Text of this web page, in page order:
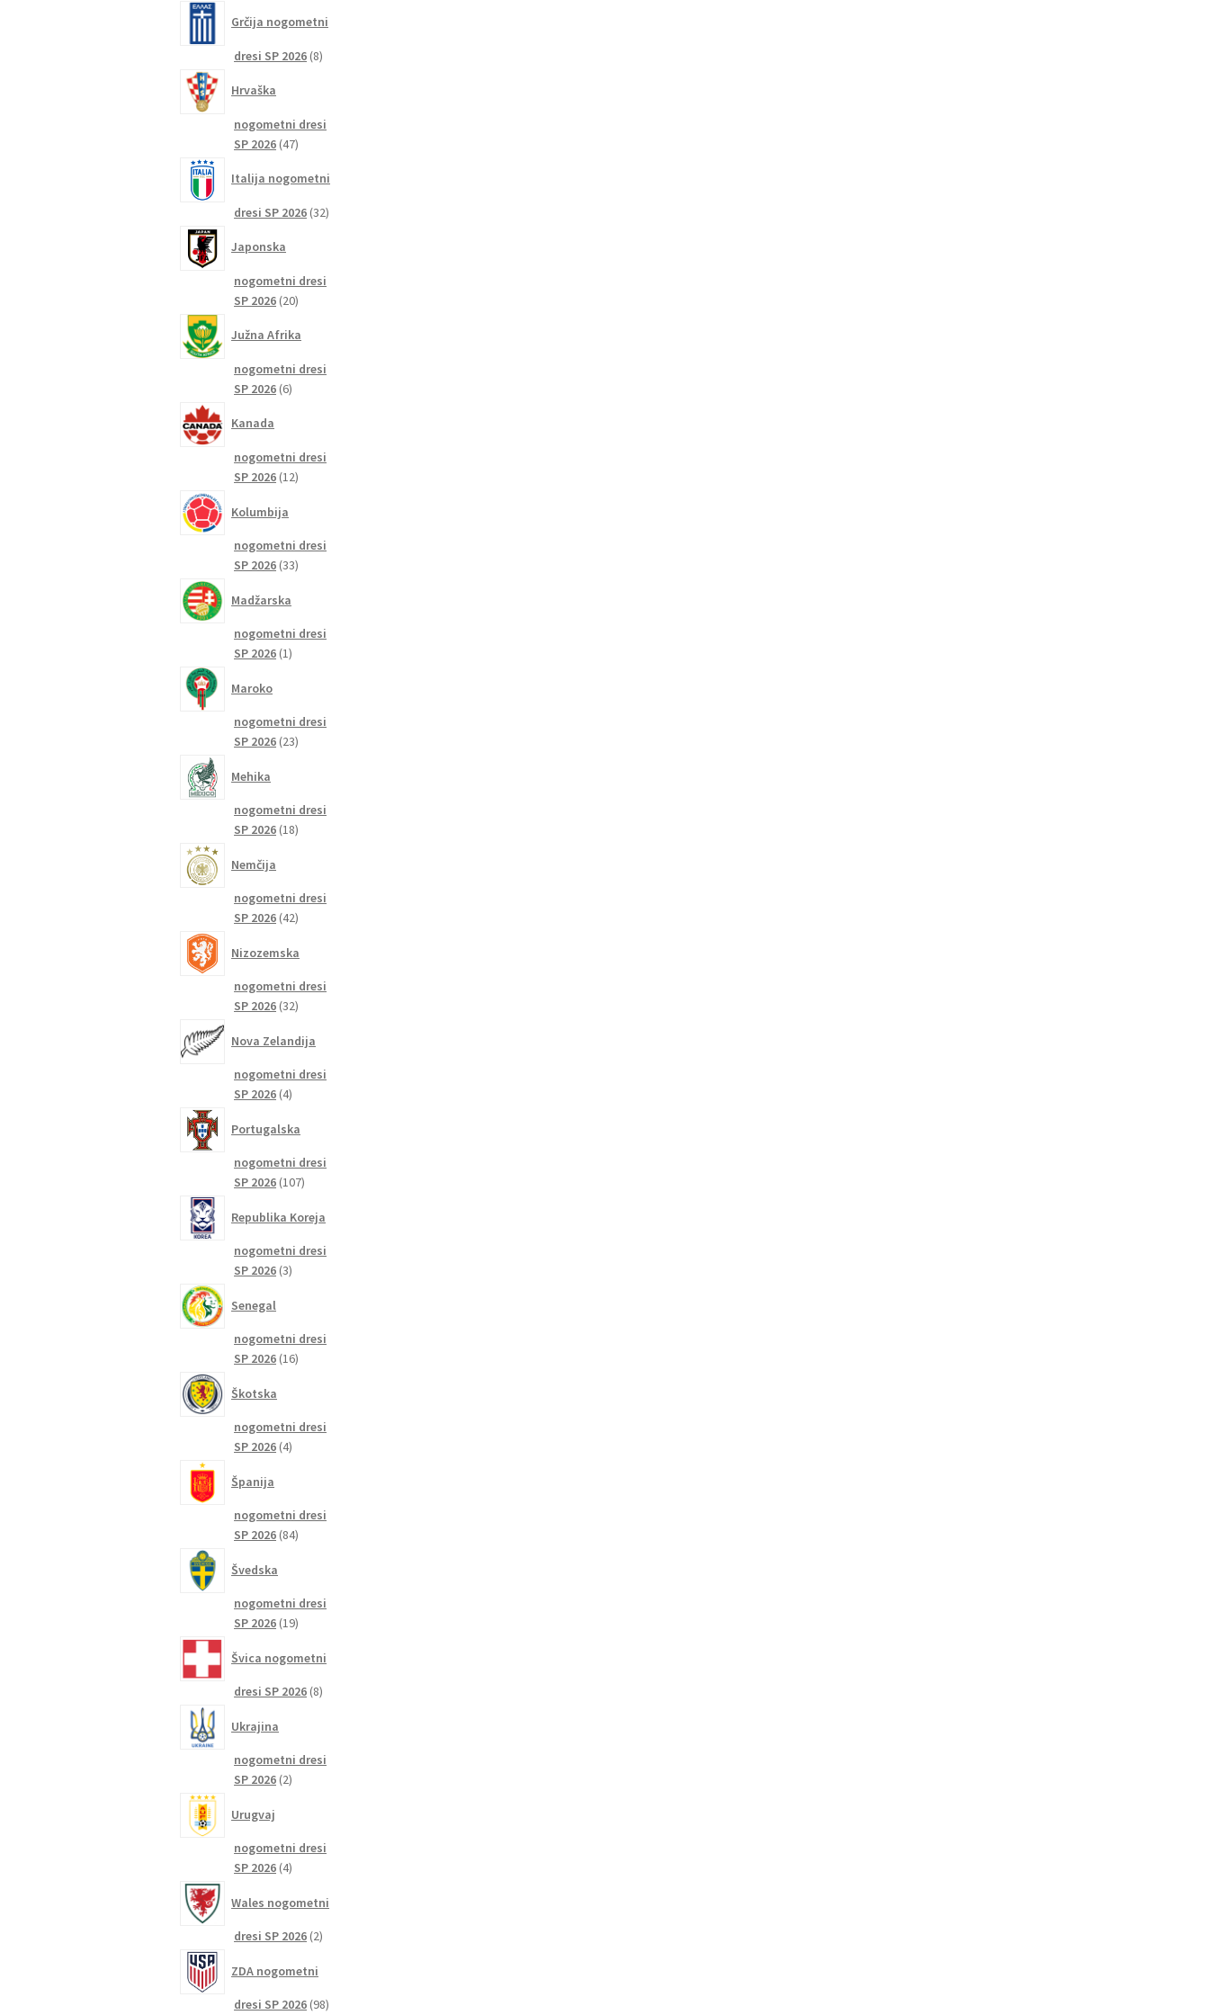
Grčija nogometni
dresi SP 2026 88
Hrvaška
nogometni dresi
SP 2026 4747
Italija nogometni
dresi SP 2026 3232
Japonska
nogometni dresi
SP 2026 2020
Južna Afrika
nogometni dresi
SP 2026 66
Kanada
nogometni dresi
SP 2026 1212
Kolumbija
nogometni dresi
SP 2026 3333
Madžarska
nogometni dresi
SP 2026 11
Maroko
nogometni dresi
SP 2026 2323
Mehika
nogometni dresi
SP 2026 1818
Nemčija
nogometni dresi
SP 2026 4242
Nizozemska
nogometni dresi
SP 2026 3232
Nova Zelandija
nogometni dresi
SP 2026 44
Portugalska
nogometni dresi
SP 2026 107107
Republika Koreja
nogometni dresi
SP 2026 33
Senegal
nogometni dresi
SP 2026 1616
Škotska
nogometni dresi
SP 2026 44
Španija
nogometni dresi
SP 2026 8484
Švedska
nogometni dresi
SP 2026 1919
Švica nogometni
dresi SP 2026 88
Ukrajina
nogometni dresi
SP 2026 22
Urugvaj
nogometni dresi
SP 2026 44
Wales nogometni
dresi SP 2026 22
ZDA nogometni
dresi SP 2026 9898